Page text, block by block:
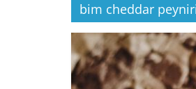
bim cheddar